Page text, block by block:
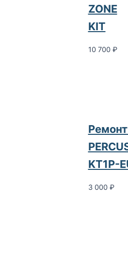
ZONE
KIT
10 700 ₽
KT1P-
3 000 ₽